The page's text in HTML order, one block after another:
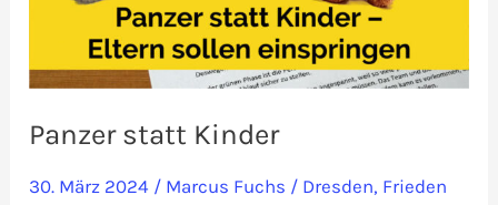
Panzer statt Kinder
30. März 2024 / Marcus Fuchs / Dresden, Frieden